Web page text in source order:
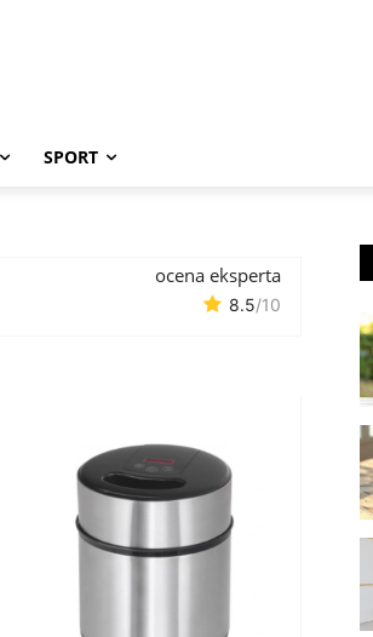
SPORT
ocena eksperta
8.5/10